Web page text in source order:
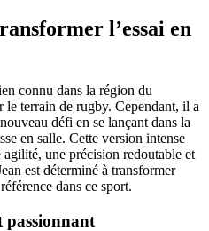
l’essai en
connu dans la région du
le terrain de rugby. Cependant, il a
défi en se lançant dans la
en salle. Cette version intense
une précision redoutable et
est déterminé à transformer
dans ce sport.
passionnant